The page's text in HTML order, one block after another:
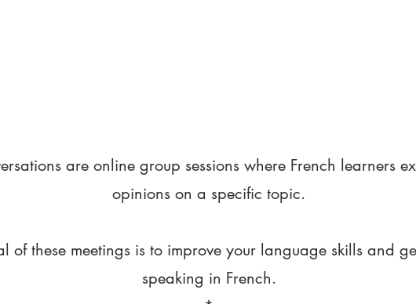
are online group sessions where French learners
opinions on a specific topic.
of these meetings is to improve your language skills and
speaking in French.